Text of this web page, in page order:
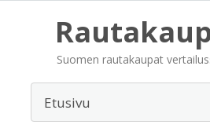
Suomen rautakaupat